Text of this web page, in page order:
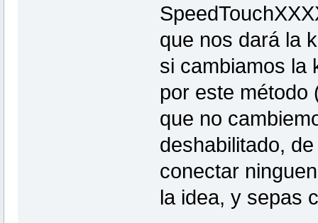
que nos dará la
si cambiamos la
por este método
que no
deshabilitado,
conectar
la idea, y sepas